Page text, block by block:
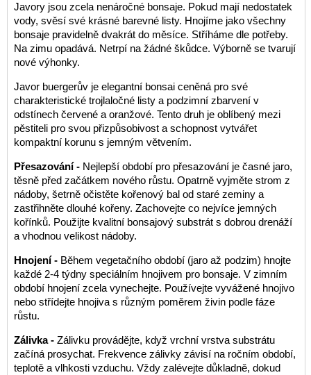
Javory jsou zcela nenáročné bonsaje. Pokud mají nedostatek
vody, svěsí své krásné barevné listy. Hnojíme jako všechny
bonsaje pravidelně dvakrát do měsíce. Stříháme dle potřeby.
Na zimu opadává. Netrpí na žádné škůdce. Výborně se tvarují
nové výhonky.
Javor buergerův je elegantní bonsai ceněná pro své
charakteristické trojlaločné listy a podzimní zbarvení v
odstínech červené a oranžové. Tento druh je oblíbený mezi
pěstiteli pro svou přizpůsobivost a schopnost vytvářet
kompaktní korunu s jemným větvením.
Přesazování - Nejlepší období pro přesazování je časné jaro,
těsně před začátkem nového růstu. Opatrně vyjměte strom z
nádoby, šetrně očistěte kořenový bal od staré zeminy a
zastřihněte dlouhé kořeny. Zachovejte co nejvíce jemných
kořínků. Použijte kvalitní bonsajový substrát s dobrou drenáží
a vhodnou velikost nádoby.
Hnojení -Během vegetačního období (jaro až podzim) hnojte
každé 2-4 týdny speciálním hnojivem pro bonsaje. V zimním
období hnojení zcela vynechejte. Používejte vyvážené hnojivo
nebo střídejte hnojiva s různým poměrem živin podle fáze
růstu.
Zálivka -Zálivku provádějte, když vrchní vrstva substrátu
začíná prosychat. Frekvence zálivky závisí na ročním období,
teplotě a vlhkosti vzduchu. Vždy zalévejte důkladně, dokud